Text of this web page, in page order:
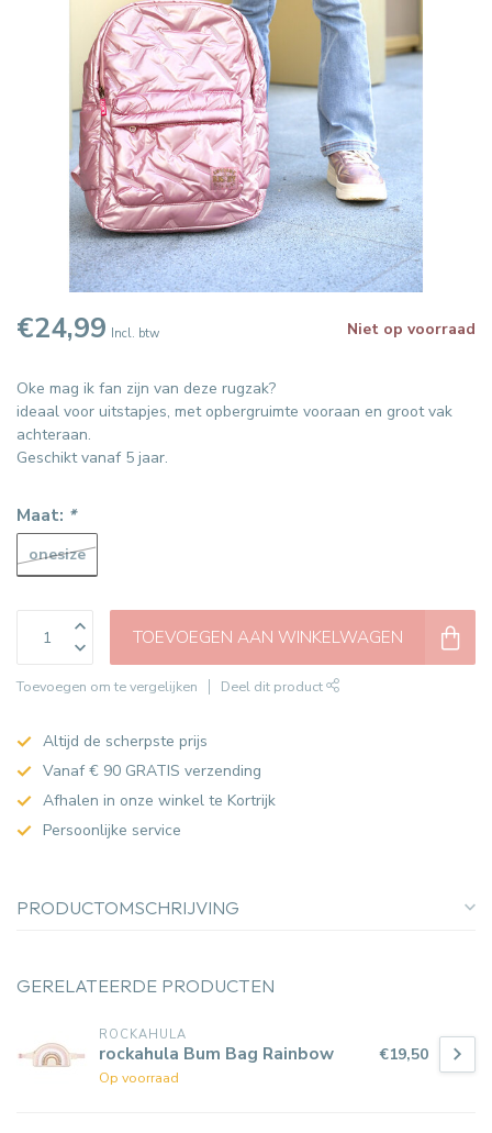
€24,99 Incl. btw Niet op voorraad
Oke mag ik fan zijn van deze rugzak?
ideaal voor uitstapjes, met opbergruimte vooraan en groot vak
achteraan.
Geschikt vanaf 5 jaar.
Maat: *
onesize
TOEVOEGEN AAN WINKELWAGEN
Toevoegen om te vergelijken Deel dit product
Altijd de scherpste prijs
Vanaf € 90 GRATIS verzending
Afhalen in onze winkel te Kortrijk
Persoonlijke service
PRODUCTOMSCHRIJVING
GERELATEERDE PRODUCTEN
ROCKAHULA
rockahula Bum Bag Rainbow
Op voorraad
€19,50